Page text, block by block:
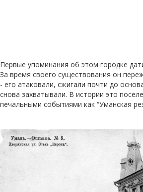
Первые упоминания об этом городке
За время своего существования он
- его атаковали, сжигали почти до
снова захватывали. В истории это
печальными событиями как “Уманская